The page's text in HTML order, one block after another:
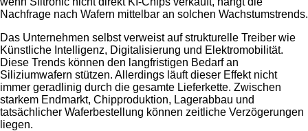
Nachfrage nach Wafern mittelbar an solchen Wachstumstrends.
Das Unternehmen selbst verweist auf strukturelle Treiber wie
Künstliche Intelligenz, Digitalisierung und Elektromobilität.
Diese Trends können den langfristigen Bedarf an
Siliziumwafern stützen. Allerdings läuft dieser Effekt nicht
immer geradlinig durch die gesamte Lieferkette. Zwischen
starkem Endmarkt, Chipproduktion, Lagerabbau und
tatsächlicher Waferbestellung können zeitliche Verzögerungen
liegen.